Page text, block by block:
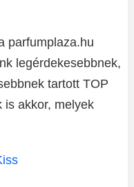
parfumplaza.hu
legérdekesebbnek,
tartott TOP
is akkor, melyek